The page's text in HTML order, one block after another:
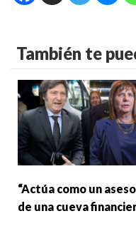
También te
“Actúa como un
de una cueva